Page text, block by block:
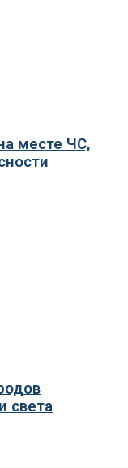
месте ЧС,
света